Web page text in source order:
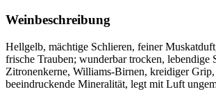
Weinbeschreibung
Hellgelb, mächtige Schlieren, feiner
frische Trauben; wunderbar trocken, lebendige
Zitronenkerne, Williams-Birnen, kreidiger
beeindruckende Mineralität, legt mit Luft